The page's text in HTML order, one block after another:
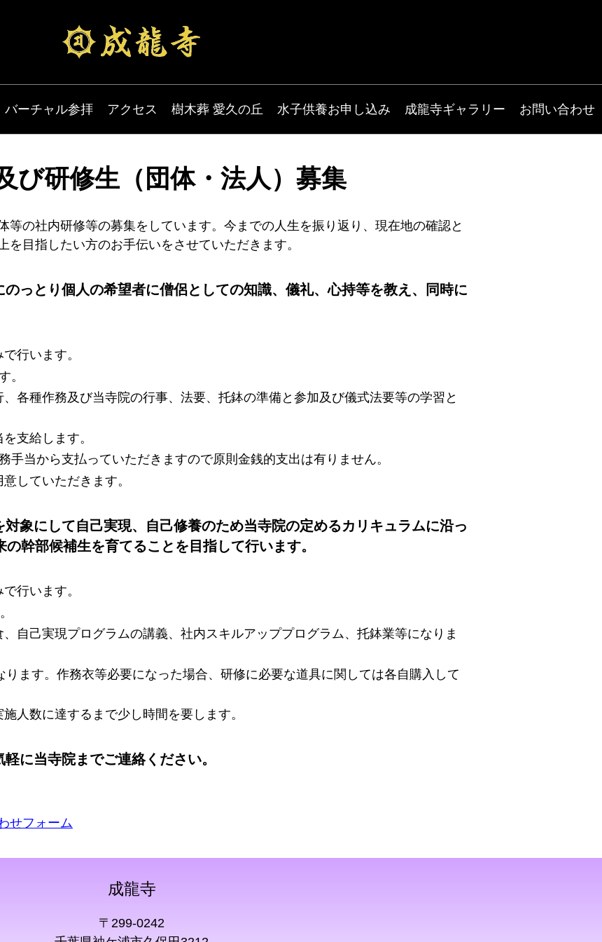
バーチャル参拝 アクセス 樹木葬 愛久の丘 水子供養お申し込み 成龍寺ギャラリー お問い合わせ
び研修生（団体・法人）募集
等の社内研修等の募集をしています。今までの人生を振り返り、現在地の確認と
目指したい方のお手伝いをさせていただきます。
っとり個人の希望者に僧侶としての知識、儀礼、心持等を教え、同時に
行います。
。
各種作務及び当寺院の行事、法要、托鉢の準備と参加及び儀式法要等の学習と
支給します。
手当から支払っていただきますので原則金銭的支出は有りません。
していただきます。
象にして自己実現、自己修養のため当寺院の定めるカリキュラムに沿っ
幹部候補生を育てることを目指して行います。
行います。
自己実現プログラムの講義、社内スキルアッププログラム、托鉢業等になりま
ます。作務衣等必要になった場合、研修に必要な道具に関しては各自購入して
人数に達するまで少し時間を要します。
に当寺院までご連絡ください。
せフォーム
成龍寺
〒299-0242